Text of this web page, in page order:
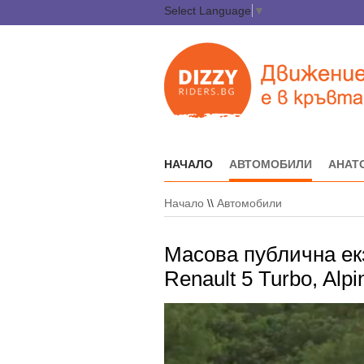
Select Language ▼
НАЧАЛО АВТОМОБИЛИ
Начало \\ Автомобили
Масова публична
Renault 5 Turbo,